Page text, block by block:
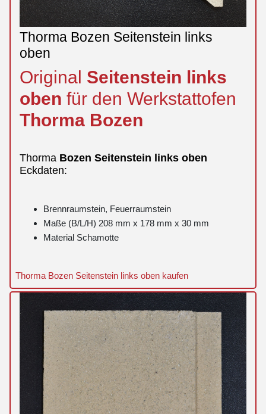
Thorma Bozen Seitenstein links
oben
Original Seitenstein links
oben für den Werkstattofen
Thorma Bozen
Thorma Bozen Seitenstein links oben
Eckdaten:
Brennraumstein, Feuerraumstein
Maße (B/L/H) 208 mm x 178 mm x 30 mm
Material Schamotte
Thorma Bozen Seitenstein links oben kaufen